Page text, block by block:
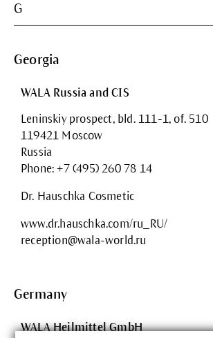
G
Georgia
WALA Russia and CIS
Leninskiy prospect, bld. 111-1, of. 510
119421 Moscow
Russia
Phone: +7 (495) 260 78 14
Dr. Hauschka Cosmetic
www.dr.hauschka.com/ru_RU/
reception@wala-world.ru
Germany
WALA Heilmittel GmbH